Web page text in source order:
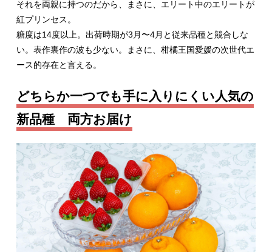
それを両親に持つのだから、まさに、エリート中のエリートが
紅プリンセス。
糖度は14度以上。出荷時期が3月〜4月と従来品種と競合しな
い。表作裏作の波も少ない。まさに、柑橘王国愛媛の次世代エ
ース的存在と言える。
どちらか一つでも手に入りにくい人気の
新品種 両方お届け